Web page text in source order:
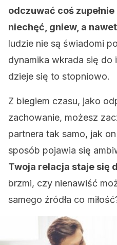
odczuwać coś
niechęć, gniew, a
ludzie nie są świadomi
dynamika wkrada się do
dzieje się to stopniowo.
Z biegiem czasu, jako
zachowanie, możesz
partnera tak samo, jak
sposób pojawia się
Twoja relacja staje się
brzmi, czy nienawiść
samego źródła co